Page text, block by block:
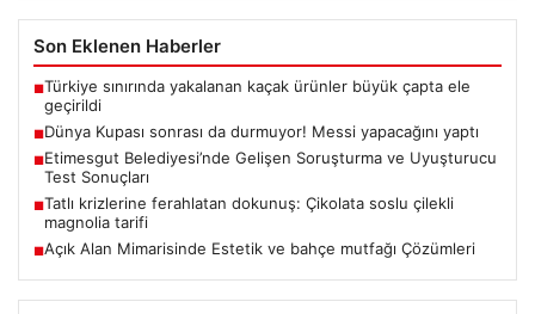
Son Eklenen Haberler
■Türkiye sınırında yakalanan kaçak ürünler büyük çapta ele
geçirildi
■Dünya Kupası sonrası da durmuyor! Messi yapacağını yaptı
■Etimesgut Belediyesi’nde Gelişen Soruşturma ve Uyuşturucu
Test Sonuçları
■Tatlı krizlerine ferahlatan dokunuş: Çikolata soslu çilekli
magnolia tarifi
■Açık Alan Mimarisinde Estetik ve bahçe mutfağı Çözümleri